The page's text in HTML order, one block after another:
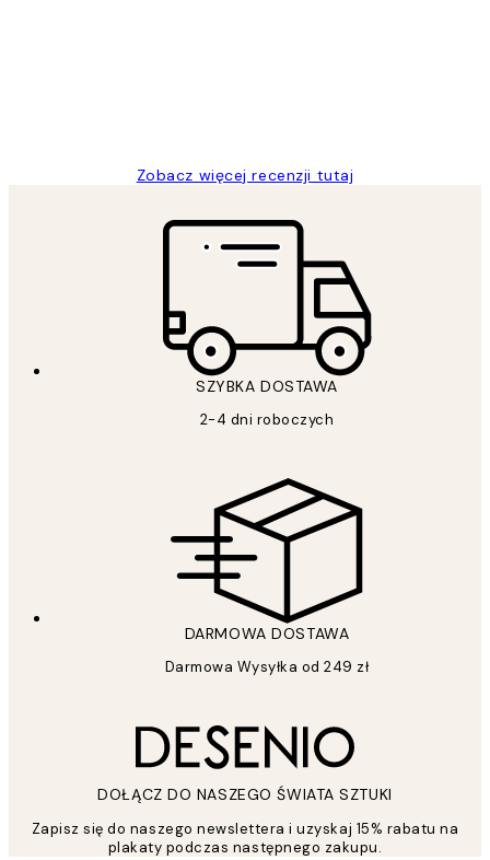
Zobacz więcej recenzji tutaj
SZYBKA DOSTAWA
2-4 dni roboczych
DARMOWA DOSTAWA
Darmowa Wysyłka od 249 zł
DOŁĄCZ DO NASZEGO ŚWIATA SZTUKI
Zapisz się do naszego newslettera i uzyskaj 15% rabatu na
plakaty podczas następnego zakupu.